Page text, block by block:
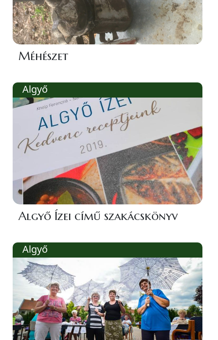
Méhészet
Algyő
Algyő Ízei című szakácskönyv
Algyő